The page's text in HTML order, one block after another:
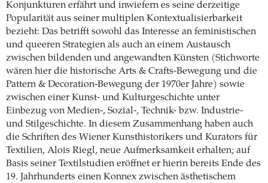
Konjunkturen erfährt und inwiefern es seine derzeitige
Popularität aus seiner multiplen Kontextualisierbarkeit
bezieht: Das betrifft sowohl das Interesse an feministischen
und queeren Strategien als auch an einem Austausch
zwischen bildenden und angewandten Künsten (Stichworte
wären hier die historische Arts & Crafts-Bewegung und die
Pattern & Decoration-Bewegung der 1970er Jahre) sowie
zwischen einer Kunst- und Kulturgeschichte unter
Einbezug von Medien-, Sozial-, Technik- bzw. Industrie-
und Stilgeschichte. In diesem Zusammenhang haben auch
die Schriften des Wiener Kunsthistorikers und Kurators für
Textilien, Alois Riegl, neue Aufmerksamkeit erhalten; auf
Basis seiner Textilstudien eröffnet er hierin bereits Ende des
19. Jahrhunderts einen Konnex zwischen ästhetischem